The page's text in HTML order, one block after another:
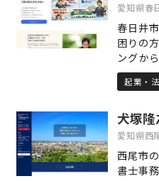
愛知県春
春日井
困りの
ングか
創業支
す時、
でお困
ないか
ていま
ご相談
張る"あ
起業・
愛知県西
西尾市
書士事